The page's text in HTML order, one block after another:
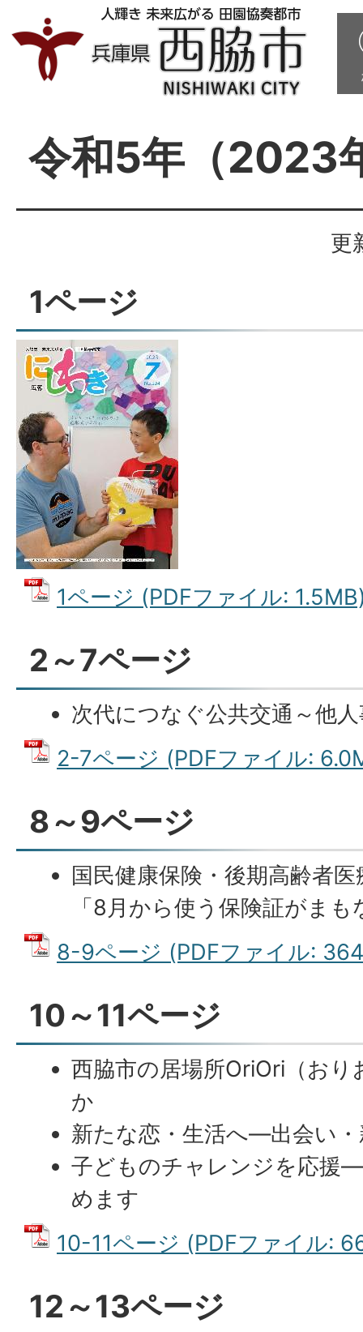
令和5年（2023
更
1ページ
1ページ (PDFファイル:
2～7ページ
次代につなぐ公共交通～他
2-7ページ (PDFファイル:
8～9ページ
国民健康保険・後期高齢者
「8月から使う保険証がま
8-9ページ (PDFファイル:
10～11ページ
西脇市の居場所OriOri（お
か
新たな恋・生活へ―出会い・
子どものチャレンジを応援
めます
10-11ページ (PDFファイル:
12～13ページ